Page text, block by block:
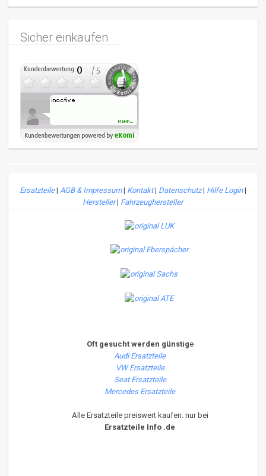
Sicher einkaufen
Ersatzteile| AGB & Impressum| Kontakt| Datenschutz| Hilfe Login|
Hersteller| Fahrzeughersteller
Oft gesucht werden günstige
Audi Ersatzteile
VW Ersatzteile
Seat Ersatzteile
Mercedes Ersatzteile
Alle Ersatzteile preiswert kaufen: nur bei
Ersatzteile Info .de